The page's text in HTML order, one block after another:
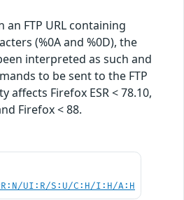
an FTP URL containing
(%0A and %0D), the
interpreted as such and
to be sent to the FTP
affects Firefox ESR < 78.10,
Firefox < 88.
UI:R/S:U/C:H/I:H/A:H